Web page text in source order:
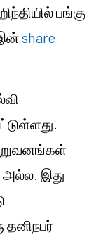
பங்கு
share
அல்ல. இது